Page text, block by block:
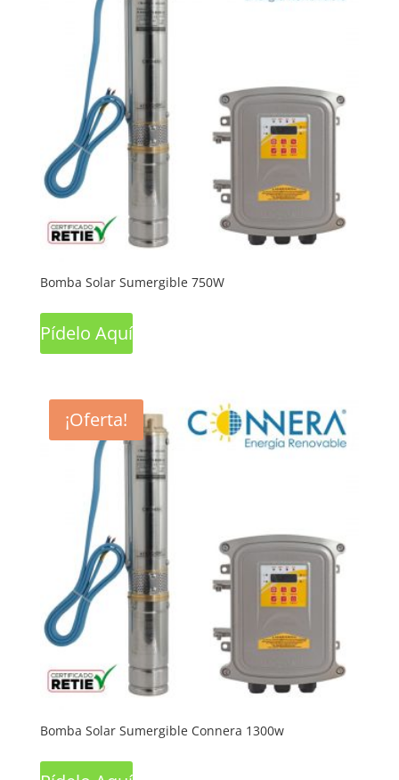
Bomba Solar Sumergible 750W
Pídelo Aquí
¡Oferta!
Bomba Solar Sumergible Connera 1300w